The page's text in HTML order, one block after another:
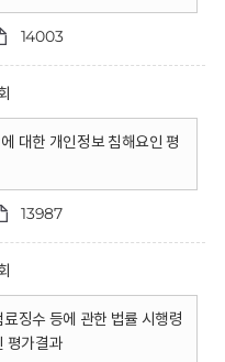
14003
대한 개인정보 침해요인 평
13987
징수 등에 관한 법률 시행령
평가결과